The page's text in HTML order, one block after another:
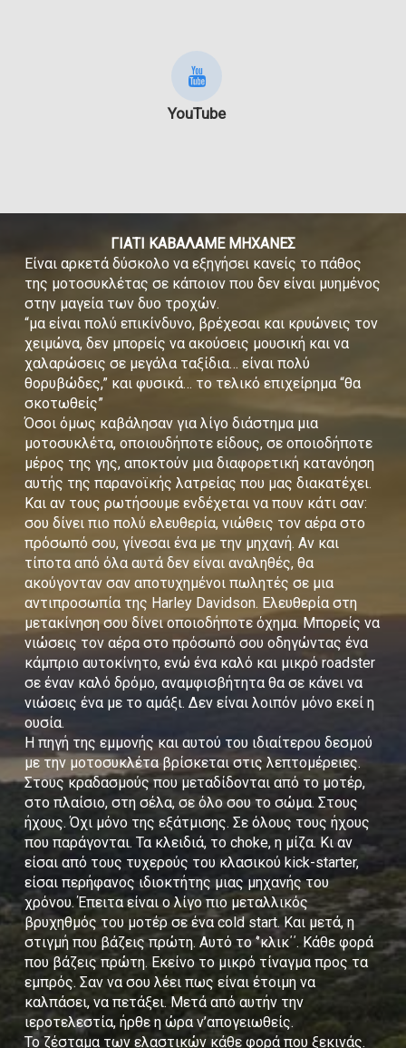
YouTube
ΓΙΑΤΙ ΚΑΒΑΛΑΜΕ ΜΗΧΑΝΕΣ
Είναι αρκετά δύσκολο να εξηγήσει κανείς το πάθος
της μοτοσυκλέτας σε κάποιον που δεν είναι μυημένος
στην μαγεία των δυο τροχών.
“μα είναι πολύ επικίνδυνο, βρέχεσαι και κρυώνεις τον
χειμώνα, δεν μπορείς να ακούσεις μουσική και να
χαλαρώσεις σε μεγάλα ταξίδια… είναι πολύ
θορυβώδες,” και φυσικά… το τελικό επιχείρημα “θα
σκοτωθείς”
Όσοι όμως καβάλησαν για λίγο διάστημα μια
μοτοσυκλέτα, οποιουδήποτε είδους, σε οποιοδήποτε
μέρος της γης, αποκτούν μια διαφορετική κατανόηση
αυτής της παρανοϊκής λατρείας που μας διακατέχει.
Και αν τους ρωτήσουμε ενδέχεται να πουν κάτι σαν:
σου δίνει πιο πολύ ελευθερία, νιώθεις τον αέρα στο
πρόσωπό σου, γίνεσαι ένα με την μηχανή. Αν και
τίποτα από όλα αυτά δεν είναι αναληθές, θα
ακούγονταν σαν αποτυχημένοι πωλητές σε μια
αντιπροσωπία της Harley Davidson. Ελευθερία στη
μετακίνηση σου δίνει οποιοδήποτε όχημα. Μπορείς να
νιώσεις τον αέρα στο πρόσωπό σου οδηγώντας ένα
κάμπριο αυτοκίνητο, ενώ ένα καλό και μικρό roadster
σε έναν καλό δρόμο, αναμφισβήτητα θα σε κάνει να
νιώσεις ένα με το αμάξι. Δεν είναι λοιπόν μόνο εκεί η
ουσία.
Η πηγή της εμμονής και αυτού του ιδιαίτερου δεσμού
με την μοτοσυκλέτα βρίσκεται στις λεπτομέρειες.
Στους κραδασμούς που μεταδίδονται από το μοτέρ,
στο πλαίσιο, στη σέλα, σε όλο σου το σώμα. Στους
ήχους. Όχι μόνο της εξάτμισης. Σε όλους τους ήχους
που παράγονται. Τα κλειδιά, το choke, η μίζα. Κι αν
είσαι από τους τυχερούς του κλασικού kick-starter,
είσαι περήφανος ιδιοκτήτης μιας μηχανής του
χρόνου. Έπειτα είναι ο λίγο πιο μεταλλικός
βρυχηθμός του μοτέρ σε ένα cold start. Και μετά, η
στιγμή που βάζεις πρώτη. Αυτό το ‘’κλικ΄΄. Κάθε φορά
που βάζεις πρώτη. Εκείνο το μικρό τίναγμα προς τα
εμπρός. Σαν να σου λέει πως είναι έτοιμη να
καλπάσει, να πετάξει. Μετά από αυτήν την
ιεροτελεστία, ήρθε η ώρα ν’απογειωθείς.
Το ζέσταμα των ελαστικών κάθε φορά που ξεκινάς.